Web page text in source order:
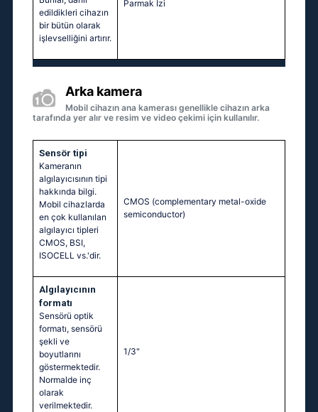
edildikleri cihazın
bir bütün olarak
işlevselliğini artırır.
Parmak İzi
Arka kamera
Mobil cihazın ana kamerası genellikle cihazın arka
tarafında yer alır ve resim ve video çekimi için kullanılır.
Sensör tipi
Kameranın
algılayıcısının tipi
hakkında bilgi.
Mobil cihazlarda
en çok kullanılan
algılayıcı tipleri
CMOS, BSI,
ISOCELL vs.'dir.
CMOS (complementary metal-oxide
semiconductor)
Algılayıcının
formatı
Sensörü optik
formatı, sensörü
şekli ve
boyutlarını
göstermektedir.
Normalde inç
olarak
verilmektedir.
1/3"